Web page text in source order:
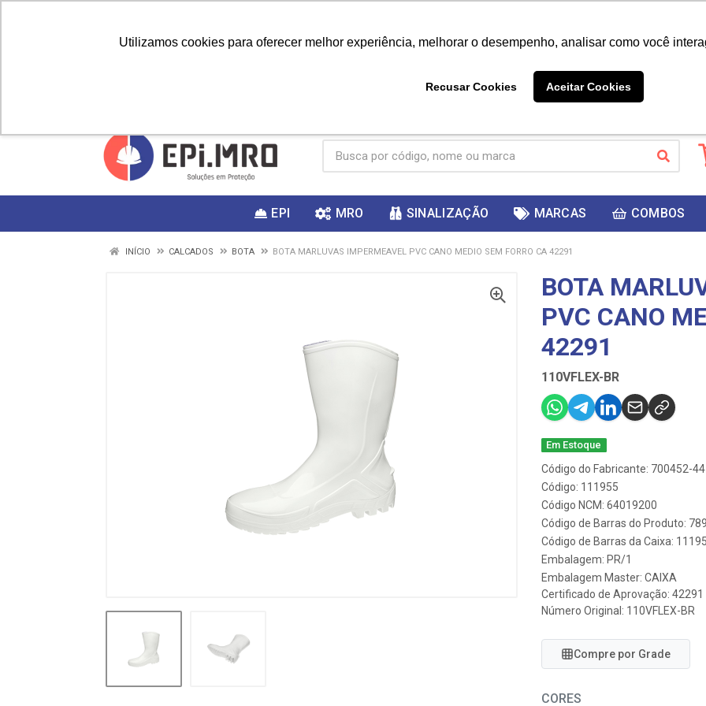
Utilizamos cookies para oferecer melhor experiência, melhorar o desempenho, analisar como você
Recusar Cookies Aceitar Cookies
ganhar
EPI MRO SINALIZAÇÃO MARCAS COMBOS
INÍCIO CALCADOS BOTA BOTA MARLUVAS IMPERMEAVEL PVC CANO MEDIO SEM FORRO CA 42291
BOTA
PVC CANO
42291
110VFLEX-BR
Em Estoque
Código do Fabricante: 700452-44
Código: 111955
Código NCM: 64019200
Código de Barras do Produto:
Código de Barras da Caixa:
Embalagem: PR/1
Embalagem Master: CAIXA
Certificado de Aprovação: 42291
Número Original: 110VFLEX-BR
Compre por Grade
CORES